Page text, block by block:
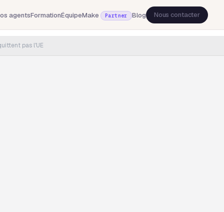
agentsFormationÉquipeMake Partner Blog Nous contacter
pas l'UE